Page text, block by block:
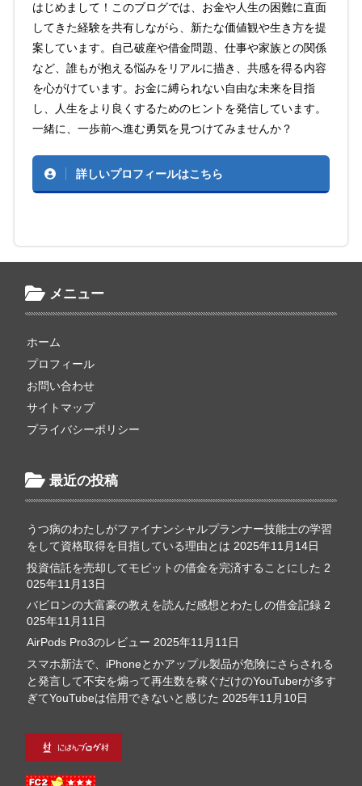
はじめまして！このブログでは、お金や人生の困難に直面
してきた経験を共有しながら、新たな価値観や生き方を提
案しています。自己破産や借金問題、仕事や家族との関係
など、誰もが抱える悩みをリアルに描き、共感を得る内容
を心がけています。お金に縛られない自由な未来を目指
し、人生をより良くするためのヒントを発信しています。
一緒に、一歩前へ進む勇気を見つけてみませんか？
詳しいプロフィールはこちら
メニュー
ホーム
プロフィール
お問い合わせ
サイトマップ
プライバシーポリシー
最近の投稿
うつ病のわたしがファイナンシャルプランナー技能士の学習
をして資格取得を目指している理由とは 2025年11月14日
投資信託を売却してモビットの借金を完済することにした 2
025年11月13日
バビロンの大富豪の教えを読んだ感想とわたしの借金記録 2
025年11月11日
AirPods Pro3のレビュー 2025年11月11日
スマホ新法で、iPhoneとかアップル製品が危険にさらされる
と発言して不安を煽って再生数を稼ぐだけのYouTuberが多す
ぎてYouTubeは信用できないと感じた 2025年11月10日